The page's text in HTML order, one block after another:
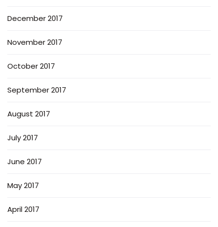
December 2017
November 2017
October 2017
September 2017
August 2017
July 2017
June 2017
May 2017
April 2017